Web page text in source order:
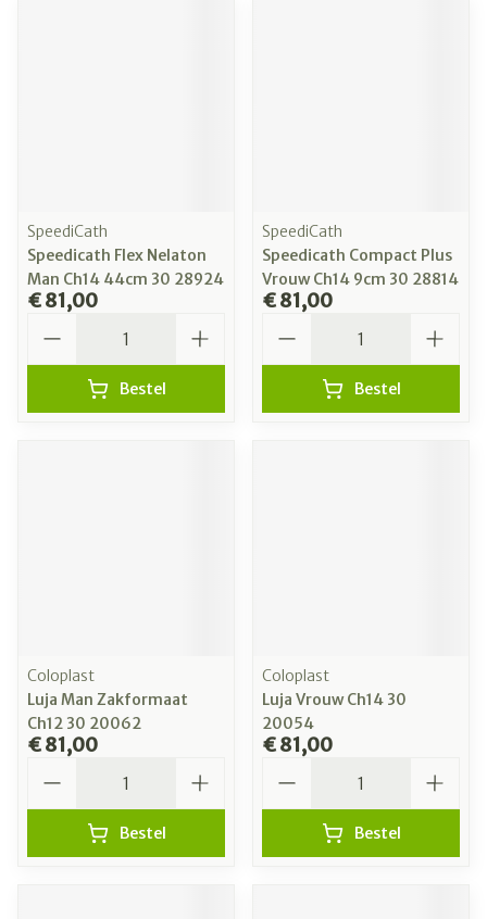
SpeediCath
Speedicath Flex Nelaton
Man Ch14 44cm 30 28924
€ 81,00
Bestel
SpeediCath
Speedicath Compact Plus
Vrouw Ch14 9cm 30 28814
€ 81,00
Bestel
Coloplast
Luja Man Zakformaat
Ch12 30 20062
€ 81,00
Bestel
Coloplast
Luja Vrouw Ch14 30
20054
€ 81,00
Bestel